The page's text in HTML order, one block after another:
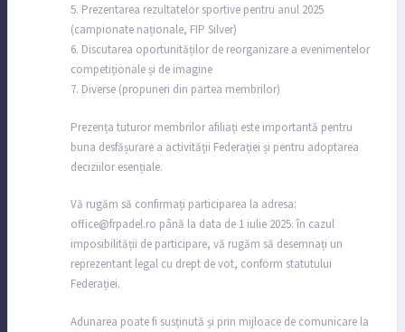
5. Prezentarea rezultatelor sportive pentru anul 2025
(campionate naționale, FIP Silver)
6. Discutarea oportunităților de reorganizare a evenimentelor
competiționale și de imagine
7. Diverse (propuneri din partea membrilor)
Prezența tuturor membrilor afiliați este importantă pentru
buna desfășurare a activității Federației și pentru adoptarea
deciziilor esențiale.
Vă rugăm să confirmați participarea la adresa:
office@frpadel.ro până la data de 1 iulie 2025. în cazul
imposibilității de participare, vă rugăm să desemnați un
reprezentant legal cu drept de vot, conform statutului
Federației.
Adunarea poate fi susținută și prin mijloace de comunicare la